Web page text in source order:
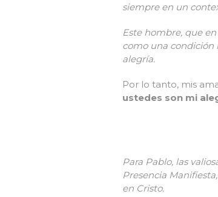
siempre en un
Este hombre, que
como una condición
alegría.
Por lo tanto, mis
ustedes son mi
Para Pablo, las
Presencia
en Cristo.